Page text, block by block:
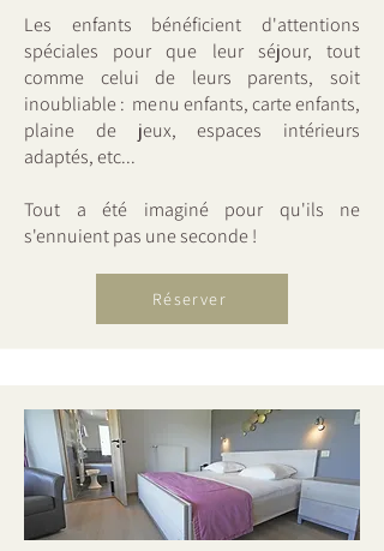
Les enfants bénéficient d'attentions
spéciales pour que leur séjour, tout
comme celui de leurs parents, soit
inoubliable : menu enfants, carte enfants,
plaine de jeux, espaces intérieurs
adaptés, etc...
Tout a été imaginé pour qu'ils ne
s'ennuient pas une seconde !
Réserver